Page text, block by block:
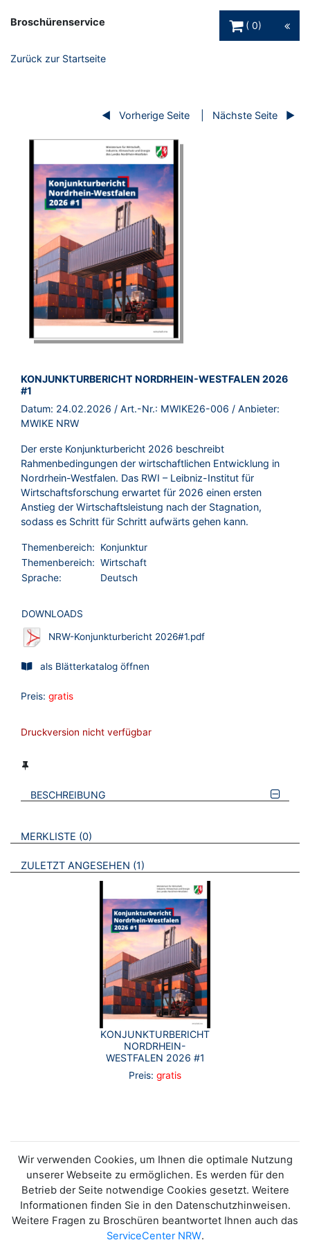
Broschürenservice
0
Zurück zur Startseite
Vorherige Seite Nächste Seite
BROSCHÜRE:
KONJUNKTURBERICHT NORDRHEIN-WESTFALEN 2026
#1
Datum: 24.02.2026 / Art.-Nr.: MWIKE26-006 / Anbieter:
MWIKE NRW
Der erste Konjunkturbericht 2026 beschreibt
Rahmenbedingungen der wirtschaftlichen Entwicklung in
Nordrhein-Westfalen. Das RWI – Leibniz-Institut für
Wirtschaftsforschung erwartet für 2026 einen ersten
Anstieg der Wirtschaftsleistung nach der Stagnation,
sodass es Schritt für Schritt aufwärts gehen kann.
Themenbereich:
Konjunktur
Themenbereich: Wirtschaft
Sprache:
Deutsch
DOWNLOADS
NRW-Konjunkturbericht 2026#1.pdf
als Blätterkatalog öffnen
Preis: gratis
Druckversion nicht verfügbar
BESCHREIBUNG
VERWEISE AUF VERMERKTE- ODER ZULETZT ANGESEHENE
MERKLISTE 0 BROSCHÜREN
ZULETZT ANGESEHEN 1 BROSCHÜREN
KONJUNKTURBERICHT
NORDRHEIN-
WESTFALEN 2026 #1
Preis: gratis
Wir verwenden Cookies, um Ihnen die optimale Nutzung
unserer Webseite zu ermöglichen. Es werden für den
Betrieb der Seite notwendige Cookies gesetzt. Weitere
Informationen finden Sie in den Datenschutzhinweisen.
Weitere Fragen zu Broschüren beantwortet Ihnen auch das
ServiceCenter NRW.